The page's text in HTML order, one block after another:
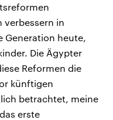
verbessern in
Generation heute,
Die Ägypter
Reformen die
künftigen
betrachtet, meine
erste